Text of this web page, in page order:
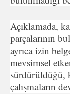
Açıklamada,
parçalarının
ayrıca izin
mevsimsel
sürdürüldüğü,
çalışmaların